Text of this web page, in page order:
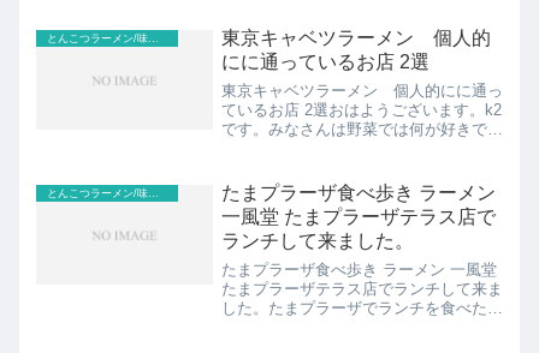
府中、八王子、高尾、若葉台！長崎ラー
メンを食べられる！2....
東京キャベツラーメン 個人的
にに通っているお店 2選
東京キャベツラーメン 個人的にに通っ
ているお店 2選おはようございます。k2
です。みなさんは野菜では何が好きです
472,"...
たまプラーザ食べ歩き ラーメン
一風堂 たまプラーザテラス店で
ランチして来ました。
たまプラーザ食べ歩き ラーメン 一風堂
たまプラーザテラス店でランチして来ま
した。たまプラーザでランチを食べたい